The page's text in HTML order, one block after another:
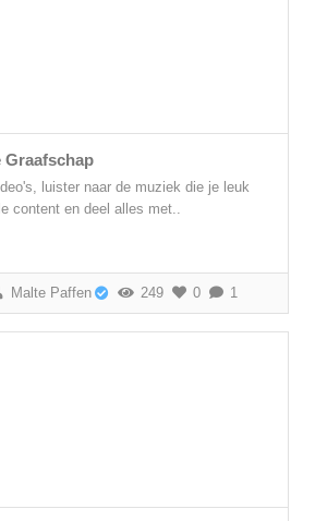
Graafschap
luister naar de muziek die je leuk
content en deel alles met..
Malte Paffen 249 0 1